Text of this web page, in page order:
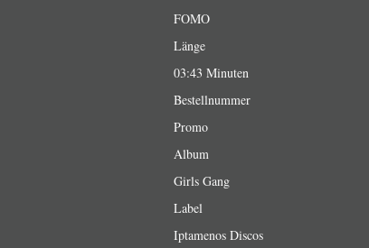
FOMO
Länge
03:43 Minuten
Bestellnummer
Promo
Album
Girls Gang
Label
Iptamenos Discos